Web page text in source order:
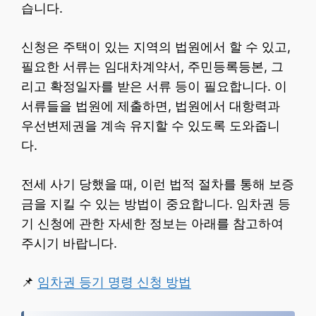
습니다.
신청은 주택이 있는 지역의 법원에서 할 수 있고,
필요한 서류는 임대차계약서, 주민등록등본, 그
리고 확정일자를 받은 서류 등이 필요합니다. 이
서류들을 법원에 제출하면, 법원에서 대항력과
우선변제권을 계속 유지할 수 있도록 도와줍니
다.
전세 사기 당했을 때, 이런 법적 절차를 통해 보증
금을 지킬 수 있는 방법이 중요합니다. 임차권 등
기 신청에 관한 자세한 정보는 아래를 참고하여
주시기 바랍니다.
📌 임차권 등기 명령 신청 방법